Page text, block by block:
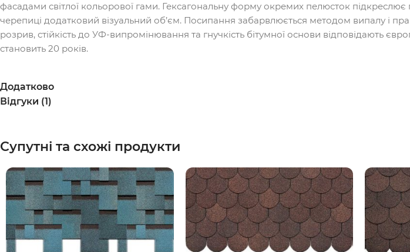
фасадами світлої кольорової гами. Гексагональну форму окремих пелюсток
черепиці додатковий візуальний об’єм. Посипання забарвлюється методом випалу і
розрив, стійкість до УФ-випромінювання та гнучкість бітумної основи відповідають
становить 20 років.
Додатково
Відгуки (1)
Супутні та схожі продукти